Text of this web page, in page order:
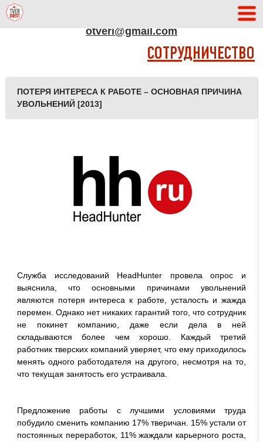
otveri@gmail.com
СОТРУДНИЧЕСТВО
ПОТЕРЯ ИНТЕРЕСА К РАБОТЕ – ОСНОВНАЯ ПРИЧИНА
УВОЛЬНЕНИЙ [2013]
Служба исследований HeadHunter провела опрос и
выяснила, что основными причинами увольнений
являются потеря интереса к работе, усталость и жажда
перемен. Однако нет никаких гарантий того, что сотрудник
не покинет компанию, даже если дела в ней
складываются более чем хорошо. Каждый третий
работник тверских компаний уверяет, что ему приходилось
менять одного работодателя на другого, несмотря на то,
что текущая занятость его устраивала.
Предложение работы с лучшими условиями труда
побудило сменить компанию 17% тверичан. 15% устали от
постоянных переработок, 11% жаждали карьерного роста,